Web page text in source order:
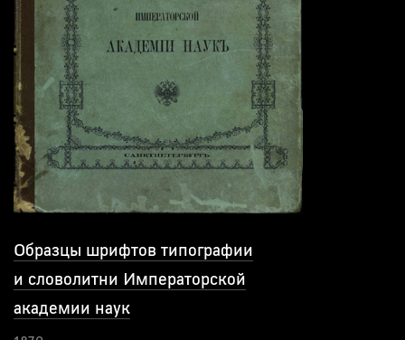
Образцы шрифтов типографии
и словолитни Императорской
академии наук